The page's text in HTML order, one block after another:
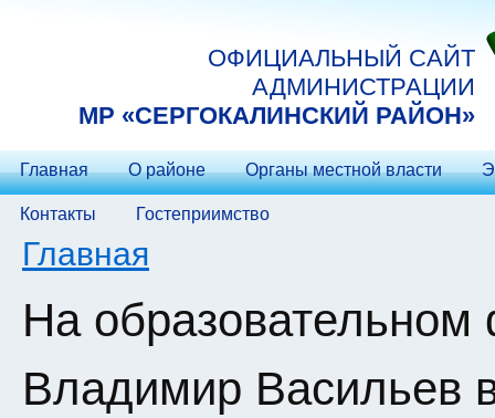
ОФИЦИАЛЬНЫЙ САЙТ
АДМИНИСТРАЦИИ
МP «СЕРГОКАЛИНСКИЙ РАЙОН»
Главная О районе Органы местной власти
Контакты Гостеприимство
Вы здесь
Главная
На
Владимир Васильев